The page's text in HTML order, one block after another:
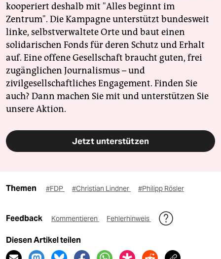
kooperiert deshalb mit "Alles beginnt im
Zentrum". Die Kampagne unterstützt bundesweit
linke, selbstverwaltete Orte und baut einen
solidarischen Fonds für deren Schutz und Erhalt
auf. Eine offene Gesellschaft braucht guten, frei
zugänglichen Journalismus – und
zivilgesellschaftliches Engagement. Finden Sie
auch? Dann machen Sie mit und unterstützen Sie
unsere Aktion.
Jetzt unterstützen
Themen #FDP #Christian Lindner #Philipp Rösler
Feedback Kommentieren Fehlerhinweis
Diesen Artikel teilen